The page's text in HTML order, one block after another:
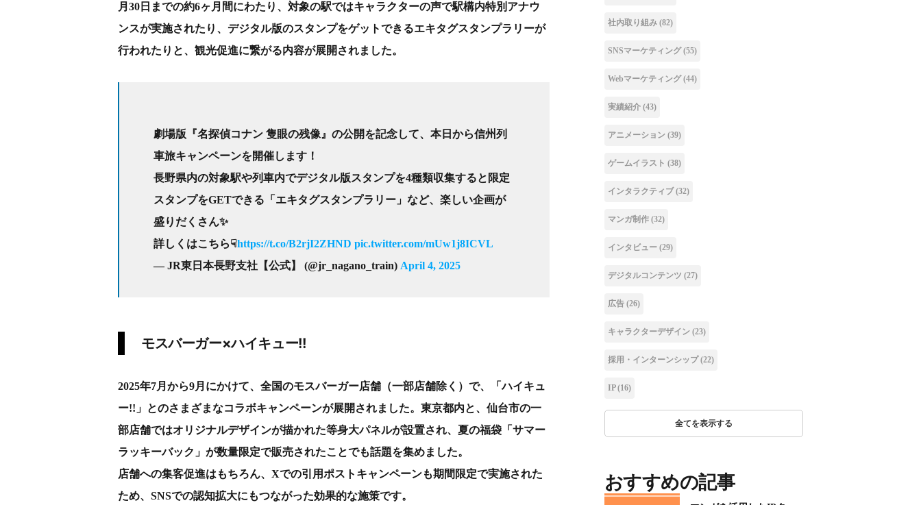
月30日までの約6ヶ月間にわたり、対象の駅ではキャラクターの声で駅構内特別アナウ
ンスが実施されたり、デジタル版のスタンプをゲットできるエキタグスタンプラリーが
行われたりと、観光促進に繋がる内容が展開されました。
劇場版『名探偵コナン 隻眼の残像』の公開を記念して、本日から信州列
車旅キャンペーンを開催します！
長野県内の対象駅や列車内でデジタル版スタンプを4種類収集すると限定
スタンプをGETできる「エキタグスタンプラリー」など、楽しい企画が
盛りだくさん✨
詳しくはこちら☟https://t.co/B2rjI2ZHND pic.twitter.com/mUw1j8ICVL
— JR東日本長野支社【公式】 (@jr_nagano_train) April 4, 2025
モスバーガー×ハイキュー!!
2025年7月から9月にかけて、全国のモスバーガー店舗（一部店舗除く）で、「ハイキュ
ー!!」とのさまざまなコラボキャンペーンが展開されました。東京都内と、仙台市の一
部店舗ではオリジナルデザインが描かれた等身大パネルが設置され、夏の福袋「サマー
ラッキーバック」が数量限定で販売されたことでも話題を集めました。
店舗への集客促進はもちろん、Xでの引用ポストキャンペーンも期間限定で実施された
ため、SNSでの認知拡大にもつながった効果的な施策です。
社内取り組み (82)
SNSマーケティング(55)
Webマーケティング(44)
実績紹介 (43)
アニメーション (39)
ゲームイラスト (38)
インタラクティブ (32)
マンガ制作 (32)
インタビュー (29)
デジタルコンテンツ (27)
広告 (26)
キャラクターデザイン (23)
採用・インターンシップ(22)
IP(16)
全てを表示する
おすすめの記事